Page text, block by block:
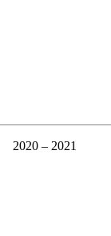
2020 – 2021